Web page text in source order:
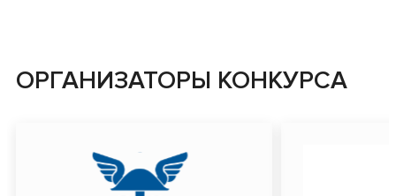
ОРГАНИЗАТОРЫ КОНКУРСА